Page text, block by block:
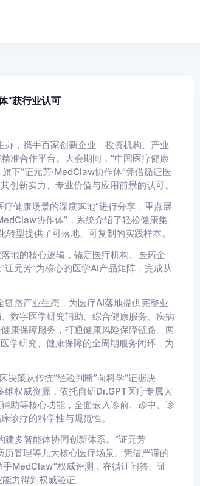
”获行业认可
，携手百家创新企业、投资机构、产业
准合作平台。大会期间，“中国医疗健康
下“证元芳·MedClaw协作体”凭借循证医
创新实力、专业价值与应用前景的认可。
健康场景的深度落地”进行分享，重点展
协作体”，系统介绍了轻松健康集
型提供了可落地、可复制的实践样本。
地的核心逻辑，锚定医疗机构、医药企
元芳”为核心的医学AI产品矩阵，完成从
路产业生态，为医疗AI落地提供完整业
数字医学研究辅助、综合健康服务、疾病
康保障服务，打通健康风险保障链路。两
学研究、健康保障的全周期服务闭环，为
决策从传统“经验判断”向科学“证据决
权威资源，依托自研Dr.GPT医疗专属大
助等核心功能，全面嵌入诊前、诊中、诊
诊疗的科学性与规范性。
建多智能体协同创新体系。“证元芳
管理等九大核心医疗场景。凭借严谨的
MedClaw”权威评测，在循证问答、证
力得到权威验证。